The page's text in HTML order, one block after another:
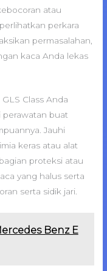
atau
perkara
permasalahan,
kaca Anda lekas
Class Anda
buat
Jauhi
keras atau alat
proteksi atau
yang halus serta
serta sidik jari.
Benz E